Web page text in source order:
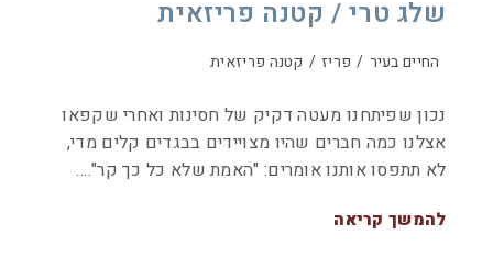
שלג טרי / קטנה פריזאית
החיים בעיר / פריז / קטנה פריזאית
נכון שפיתחנו מעטה דקיק של חסינות ואחרי שקפאו
אצלנו כמה חברים שהיו מצויידים בבגדים קלים מדי,
לא תתפסו אותנו אומרים: "האמת שלא כל כך קר".…
להמשך קריאה